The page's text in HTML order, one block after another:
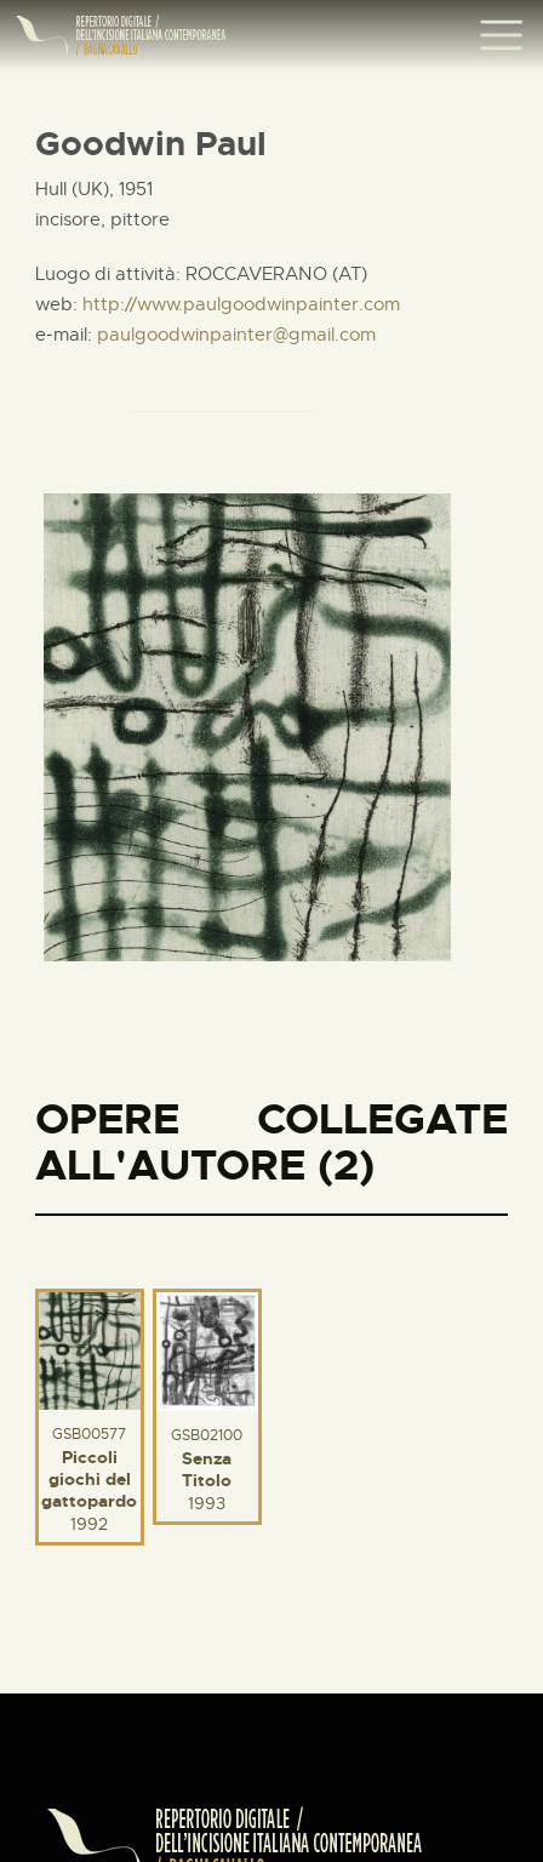
Goodwin Paul
Hull (UK), 1951
incisore, pittore
Luogo di attività: ROCCAVERANO (AT)
web: http://www.paulgoodwinpainter.com
e-mail: paulgoodwinpainter@gmail.com
OPERE COLLEGATE
ALL'AUTORE (2)
GSB00577
Piccoli
giochi del
gattopardo
1992
GSB02100
Senza
Titolo
1993